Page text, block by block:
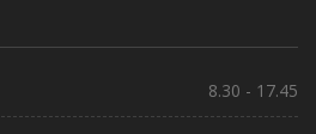
8.30 - 17.45